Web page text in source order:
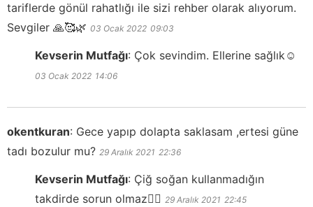
tariflerde gönül rahatlığı ile sizi rehber olarak alıyorum.
Sevgiler 🙏🥰🌿 03 Ocak 2022 09:03
Kevserin Mutfağı: Çok sevindim. Ellerine sağlık☺️
03 Ocak 2022 14:06
okentkuran: Gece yapıp dolapta saklasam ,ertesi güne
tadı bozulur mu? 29 Aralık 2021 22:36
Kevserin Mutfağı: Çiğ soğan kullanmadığın
takdirde sorun olmaz👍🏻 29 Aralık 2021 22:45